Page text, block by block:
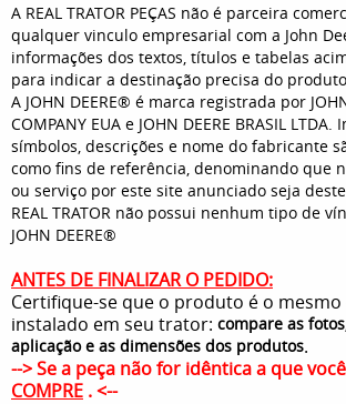
A REAL TRATOR PEÇAS não é parceira
qualquer vinculo empresarial com a John
informações dos textos, títulos e tabelas
para indicar a destinação precisa do produto.
A JOHN DEERE® é marca registrada por
COMPANY EUA e JOHN DEERE BRASIL
símbolos, descrições e nome do fabricante
como fins de referência, denominando que
ou serviço por este site anunciado seja
REAL TRATOR não possui nenhum tipo de
JOHN DEERE®
ANTES DE FINALIZAR O PEDIDO:
Certifique-se que o produto é o mesmo
instalado em seu trator: compare as
aplicação e as dimensões dos produtos.
--> Se a peça não for idêntica a que
COMPRE . <--